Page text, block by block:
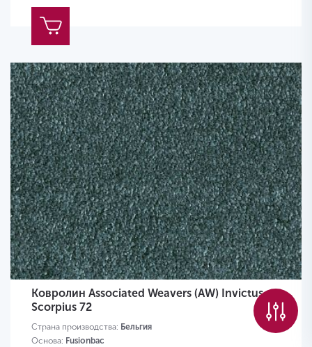
Ковролин Associated Weavers (AW) Invictus
Scorpius 72
Страна производства: Бельгия
Основа: Fusionbac